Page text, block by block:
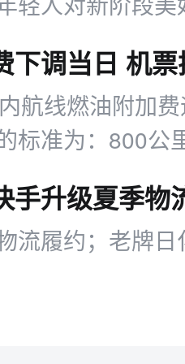
下调当日 机
航线燃油附加
标准为：800公
据显示，燃油费
流履约；老牌